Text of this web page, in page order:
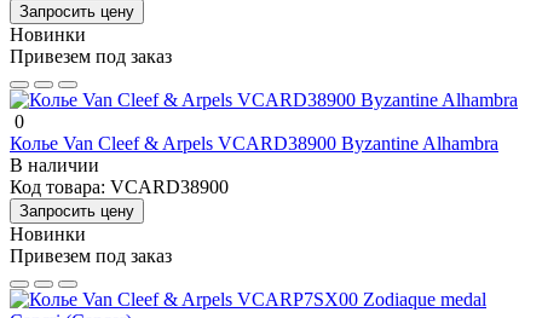
Запросить цену
Новинки
Привезем под заказ
0
Колье Van Cleef & Arpels VCARD38900 Byzantine Alhambra
В наличии
Код товара: VCARD38900
Запросить цену
Новинки
Привезем под заказ